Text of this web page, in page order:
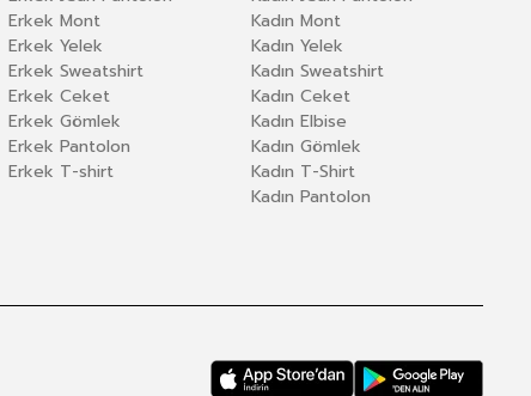
Erkek Mont
Erkek Yelek
Erkek Sweatshirt
Erkek Ceket
Erkek Gömlek
Erkek Pantolon
Erkek T-shirt
Kadın Mont
Kadın Yelek
Kadın Sweatshirt
Kadın Ceket
Kadın Elbise
Kadın Gömlek
Kadın T-Shirt
Kadın Pantolon